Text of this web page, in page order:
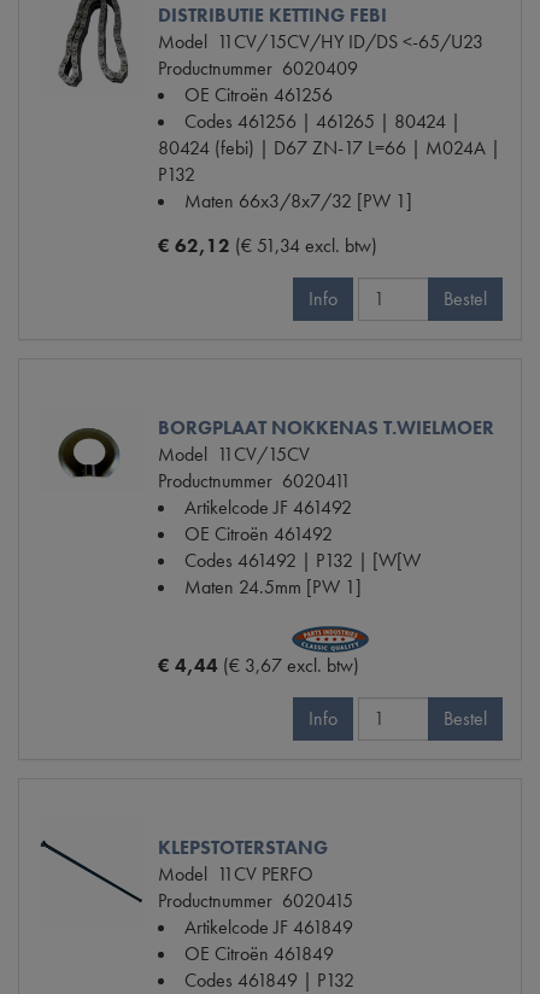
DISTRIBUTIE KETTING FEBI
Model 11CV/15CV/HY ID/DS <-65/U23
Productnummer 6020409
OE Citroën 461256
Codes 461256 | 461265 | 80424 |
80424 (febi) | D67 ZN-17 L=66 | M024A |
P132
Maten 66x3/8x7/32 [PW 1]
€ 62,12 (€ 51,34 excl. btw)
Info Bestel
BORGPLAAT NOKKENAS T.WIELMOER
Model 11CV/15CV
Productnummer 6020411
Artikelcode JF461492
OE Citroën 461492
Codes 461492 | P132 | [W[W
Maten 24.5mm [PW 1]
€ 4,44 (€ 3,67 excl. btw)
Info Bestel
KLEPSTOTERSTANG
Model 11CV PERFO
Productnummer 6020415
Artikelcode JF461849
OE Citroën 461849
Codes 461849 | P132